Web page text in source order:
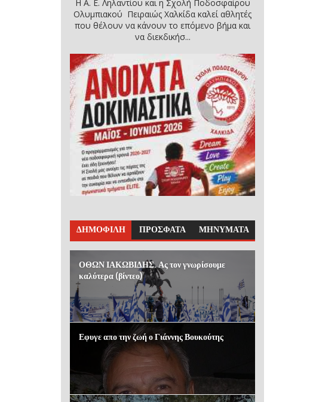
Η Α. Ε. Ληλαντίου και η Σχολή Ποδοσφαίρου
Ολυμπιακού Πειραιώς Χαλκίδα καλεί αθλητές
που θέλουν να κάνουν το επόμενο βήμα και
να διεκδικήσ...
ΔΗΜΟΦΙΛΗ ΠΡΟΣΦΑΤΑ ΜΗΝΥΜΑΤΑ
ΟΘΩΝ ΙΑΚΩΒΙΔΗΣ. Ας τον γνωρίσουμε
καλύτερα (βίντεο)
Εφυγε απο την ζωή ο Γιάννης Βουκούτης